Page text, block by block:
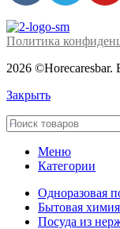
2026
Политика
Закрыть
Меню
Категории
Одноразовая
Бытовая химия
Посуда из